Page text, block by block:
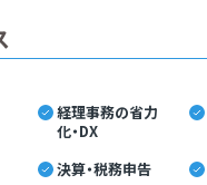
経理事務の省力
化・DX
決算・税務申告